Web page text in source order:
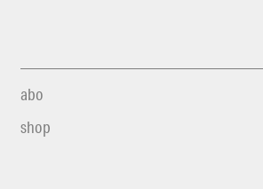
abo
shop